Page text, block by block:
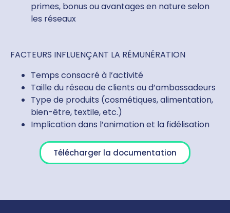
primes, bonus ou avantages en nature selon
les réseaux
FACTEURS INFLUENÇANT LA RÉMUNÉRATION
Temps consacré à l’activité
Taille du réseau de clients ou d’ambassadeurs
Type de produits (cosmétiques, alimentation,
bien-être, textile, etc.)
Implication dans l’animation et la fidélisation
Télécharger la documentation